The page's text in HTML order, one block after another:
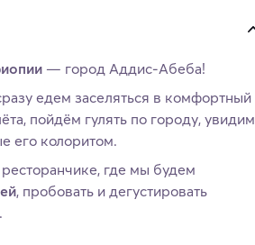
— город Аддис-Абеба!
едем заселяться в комфортный
пойдём гулять по городу, увидим
его колоритом.
где мы будем
, пробовать и дегустировать